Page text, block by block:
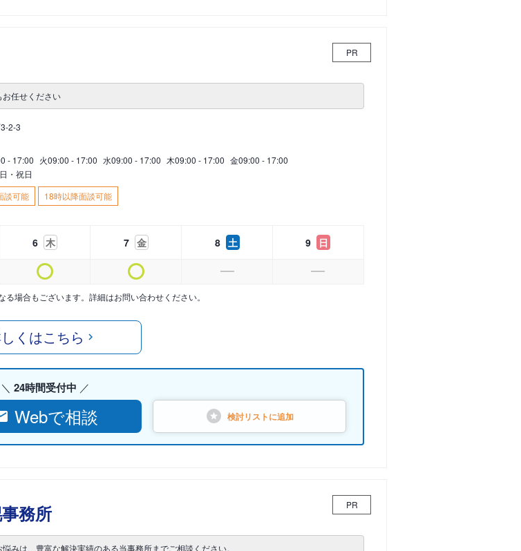
PR
任せください
2-3
- 17:00 火09:00 - 17:00 水09:00 - 17:00 木09:00 - 17:00 金09:00 - 17:00
・祝日
談可能 18時以降面談可能
6 木 7 金 8 土 9 日
場合もございます。詳細はお問い合わせください。
くはこちら
24時間受付中
Webで相談 検討リストに追加
務所 PR
みは、豊富な解決実績のある当事務所までご相談ください。